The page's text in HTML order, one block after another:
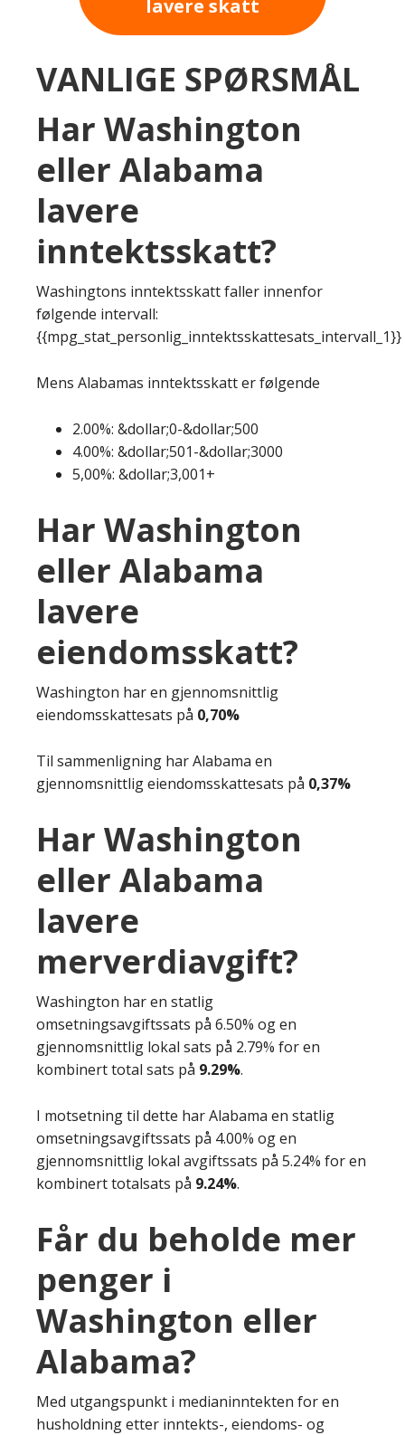
lavere skatt
VANLIGE SPØRSMÅL
Har Washington
eller Alabama
lavere
inntektsskatt?
Washingtons inntektsskatt faller innenfor
følgende intervall:
{{mpg_stat_personlig_inntektsskattesats_intervall_1}}
Mens Alabamas inntektsskatt er følgende
2.00%: &dollar;0-&dollar;500
4.00%: &dollar;501-&dollar;3000
5,00%: &dollar;3,001+
Har Washington
eller Alabama
lavere
eiendomsskatt?
Washington har en gjennomsnittlig
eiendomsskattesats på 0,70%
Til sammenligning har Alabama en
gjennomsnittlig eiendomsskattesats på 0,37%
Har Washington
eller Alabama
lavere
merverdiavgift?
Washington har en statlig
omsetningsavgiftssats på 6.50% og en
gjennomsnittlig lokal sats på 2.79% for en
kombinert total sats på 9.29%.
I motsetning til dette har Alabama en statlig
omsetningsavgiftssats på 4.00% og en
gjennomsnittlig lokal avgiftssats på 5.24% for en
kombinert totalsats på 9.24%.
Får du beholde mer
penger i
Washington eller
Alabama?
Med utgangspunkt i medianinntekten for en
husholdning etter inntekts-, eiendoms- og